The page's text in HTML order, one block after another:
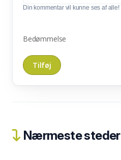
Din kommentar vil kunne ses af alle!
Bedømmelse
Nærmeste steder